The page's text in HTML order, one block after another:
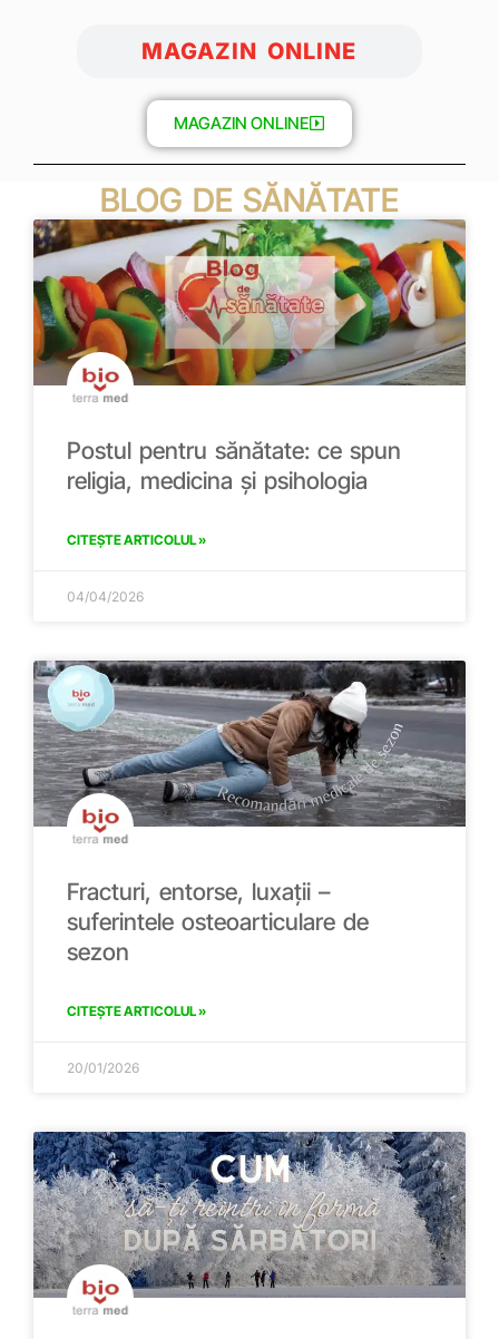
MAGAZIN ONLINE
MAGAZIN ONLINE
BLOG DE SĂNĂTATE
Postul pentru sănătate: ce spun
religia, medicina și psihologia
CITEȘTE ARTICOLUL »
04/04/2026
Fracturi, entorse, luxații –
suferintele osteoarticulare de
sezon
CITEȘTE ARTICOLUL »
20/01/2026